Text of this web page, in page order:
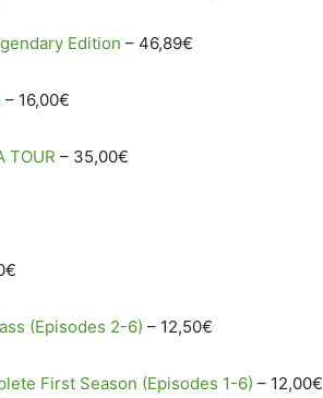
Edition – 46,89€
– 16,00€
TOUR – 35,00€
(Episodes 2-6) – 12,50€
First Season (Episodes 1-6) – 12,00€